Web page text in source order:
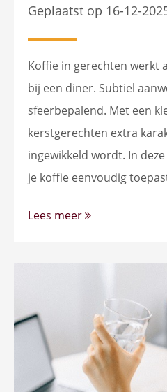
Geplaatst op 16-12-
Koffie in gerechten werkt
bij een diner. Subtiel
sfeerbepalend. Met een
kerstgerechten extra
ingewikkeld wordt. In
je koffie eenvoudig
Lees meer